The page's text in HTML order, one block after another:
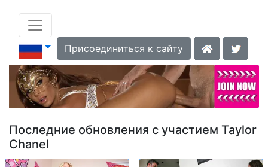
Присоединиться к сайту
Последние обновления с участием Taylor
Chanel